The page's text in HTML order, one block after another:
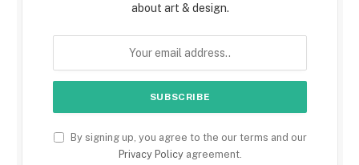
about art & design.
By signing up, you agree to the our terms and our
Privacy Policyagreement.